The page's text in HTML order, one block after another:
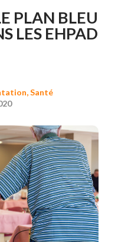
PLAN BLEU
LES EHPAD
,Santé